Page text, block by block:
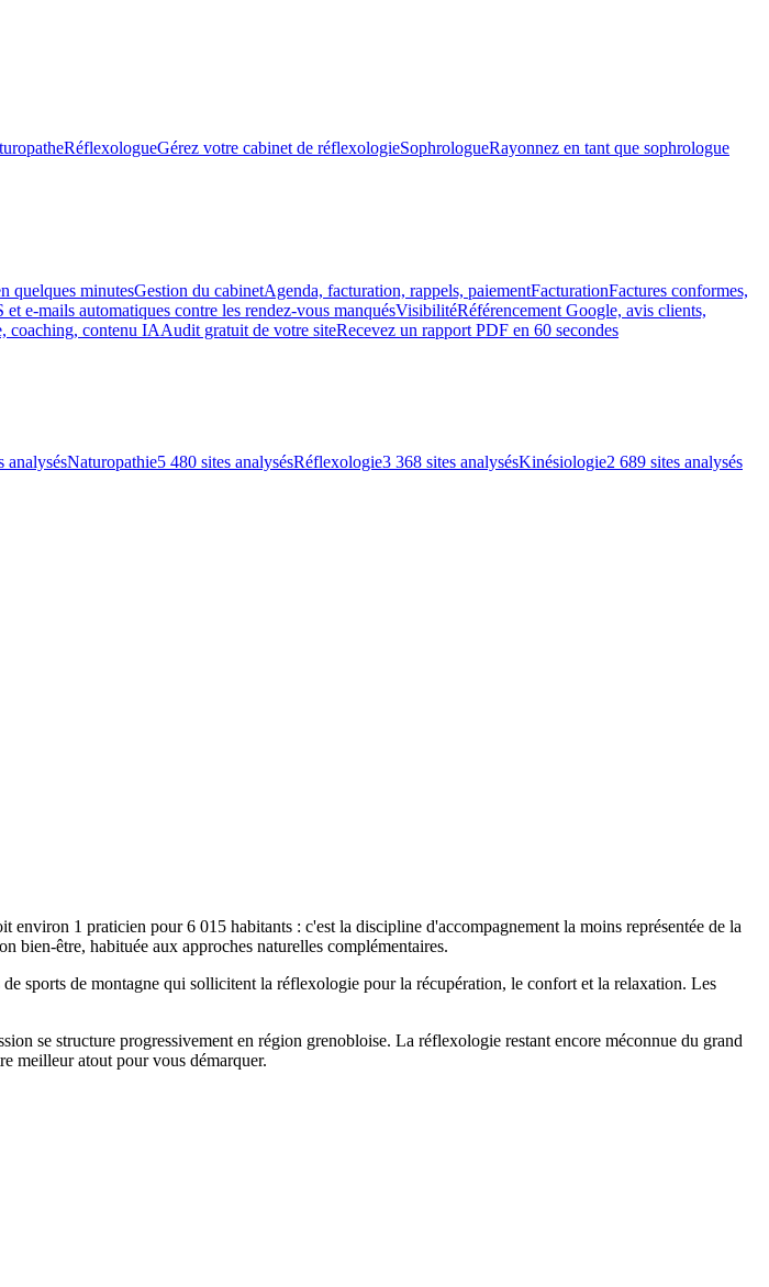
RéflexologueGérez votre cabinet de réflexologieSophrologueRayonnez en tant que sophrologue
quelques minutesGestion du cabinetAgenda, facturation, rappels, paiementFacturationFactures conformes,
et e-mails automatiques contre les rendez-vous manquésVisibilitéRéférencement Google, avis clients,
coaching, contenu IAAudit gratuit de votre siteRecevez un rapport PDF en 60 secondes
analysésNaturopathie5 480 sites analysésRéflexologie3 368 sites analysésKinésiologie2 689 sites analysés
1 praticien pour 6 015 habitants : c'est la discipline d'accompagnement la moins représentée de la
bien-être, habituée aux approches naturelles complémentaires.
sports de montagne qui sollicitent la réflexologie pour la récupération, le confort et la relaxation. Les
se structure progressivement en région grenobloise. La réflexologie restant encore méconnue du grand
meilleur atout pour vous démarquer.